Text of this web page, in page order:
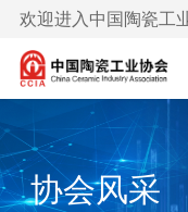
欢迎进入中国陶瓷工
协会风采